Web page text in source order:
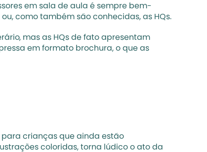
em sala de aula é sempre bem-
como também são conhecidas, as HQs.
mas as HQs de fato apresentam
em formato brochura, o que as
para crianças que ainda estão
coloridas, torna lúdico o ato da